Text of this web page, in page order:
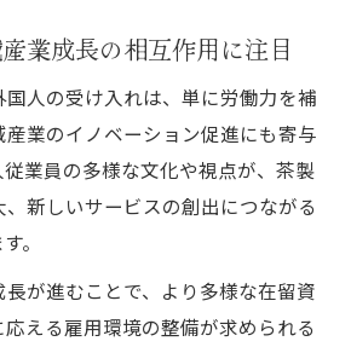
み解く在留資格と生活設計のヒ
との外国人比率と生活実態に迫
在留資格分布から見える地域特
種類が生活設計に与える影響と
業成長の相互作用に注目
人の受け入れは、単に労働力を補
業のイノベーション促進にも寄与
従業員の多様な文化や視点が、茶製
新しいサービスの創出につながる
。
が進むことで、より多様な在留資
える雇用環境の整備が求められる